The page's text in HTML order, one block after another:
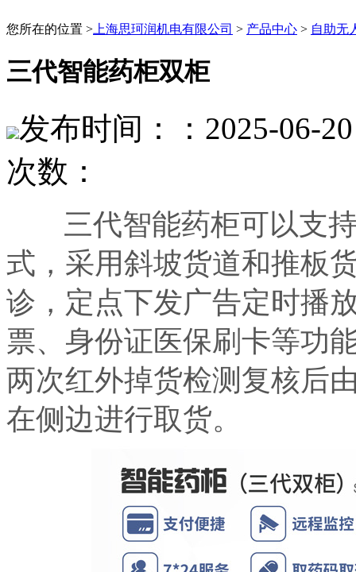
您所在的位置 > 上海思珂润机电有限公司 > 产品中心 > 自助无
三代智能药柜双柜
发布时间：：2025-06-
次数：
三代智能药柜可以支持
式，采用斜坡货道和推板
诊，定点下发广告定时播
票、身份证医保刷卡等功
两次红外掉货检测复核后
在侧边进行取货。